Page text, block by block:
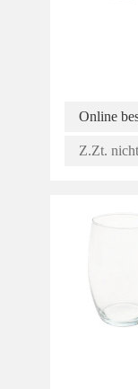
Online
Z.Zt.